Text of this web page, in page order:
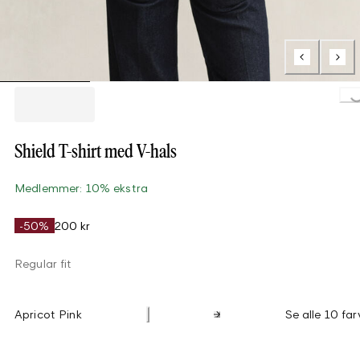
Shield T-shirt med V-hals
Medlemmer: 10% ekstra
-50% 200 kr
Regular fit
Apricot Pink Se alle 10